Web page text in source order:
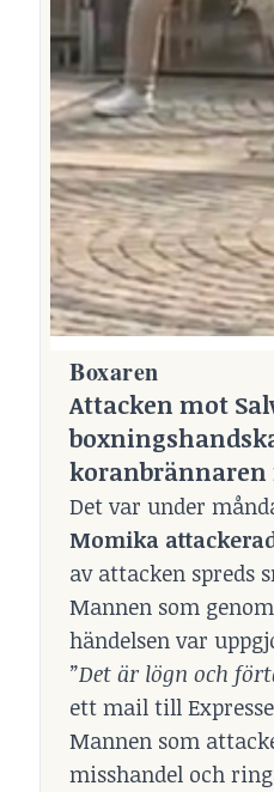
Boxaren
Attacken mot
koranbrännaren
Det var under
Momika
av attacken spreds
Mannen som
händelsen var
”Det är lögn och
ett mail till
Mannen som
misshandel och